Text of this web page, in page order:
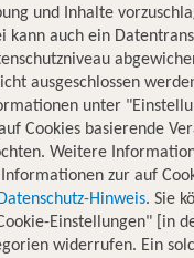
und Inhalte
kann auch ein
ausgeschlossen
unter
Cookies basierende
Weitere
zur auf
Datenschutz-Hinweis. Sie
Einstellungen" [in
widerrufen. Ein